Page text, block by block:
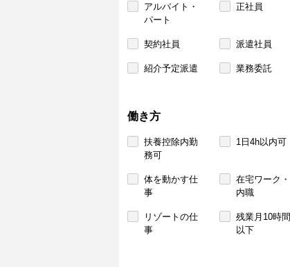
アルバイト・
パート
正社員
契約社員 派遣社員
紹介予定派遣 業務委託
働き方
扶養控除内勤
務可
1日4h以内可
体を動かす仕
事
在宅ワーク・
内職
リゾートの仕
事
残業月10時間
以下